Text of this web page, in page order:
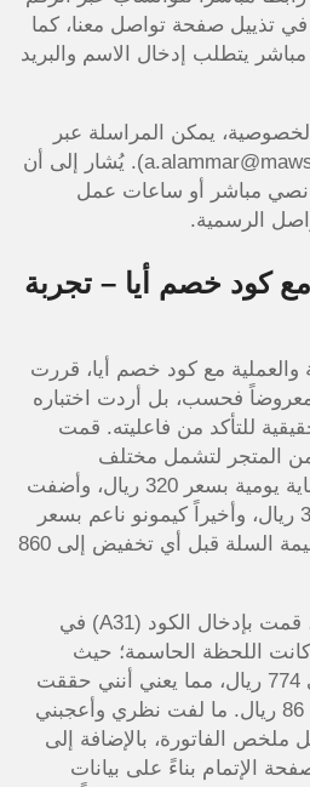
والمتاح في تذييل صفحة تواصل معنا، كما
يتطلب إدخال الاسم والبريد
يمكن المراسلة عبر
البريد الإلكتروني (a.alammar@mawsim.app). يُشار إلى أن
نصي مباشر أو ساعات عمل
الرسمية.
كود خصم أيا – تجربة
مع كود خصم أيا، قررت
معروضاً فحسب، بل أردت اختباره
للتأكد من فاعليته. قمت
من المتجر لتشمل مختلف
التصاميم؛ حيث بدأت بـ عباية يومية بسعر 320 ريال، وأضفت
إليها جلابية أنيقة بسعر 360 ريال، وأخيراً كيمونو ناعم بسعر
180 ريال، ليصل إجمالي قيمة السلة قبل أي تخفيض إلى 860
عند الانتقال لخطوة الدفع، قمت بإدخال الكود (A31) في
كانت اللحظة الحاسمة؛ حيث
انخفض الإجمالي فوراً إلى 774 ريال، مما يعني أنني حققت
توفيراً فعلياً ومباشراً قدره 86 ريال. ما لفت نظري وأعجبني
الفاتورة، بالإضافة إلى
الإتمام بناءً على بيانات